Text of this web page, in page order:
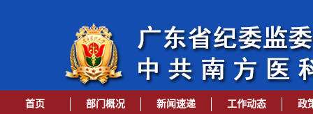
首页 部门概况 新闻速递 工作动态 政